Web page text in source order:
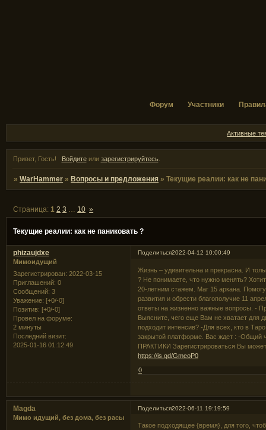
Форум Участники
Активные
Привет, Гость! Войдитеили зарегистрируйтесь.
»WarHammer » Вопросы и предложения »Текущие реалии: как не
Текущие реалии: как не паниковать ?
Страница:1 2 3 … 10 »
Поделиться2022-04-12 10:00:49
phizaujdxe
Мимоидущий
Зарегистрирован: 2022-03-15
Приглашений: 0
Сообщений: 3
Уважение: [+0/-0]
Позитив: [+0/-0]
Провел на форуме:
2 минуты
Последний визит:
2025-01-16 01:12:49
Жизнь – удивительна и прекрасна. И
? Не понимаете, что нужно менять?
20-летним стажем. Маг 15 аркана.
развития и обрести благополучие 11
ответы на жизненно важные вопросы. -
Выясните, чего еще Вам не хватает для
подходит интенсив? -Для всех, кто в
закрытой платформе. Вас ждет : -Общий
ПРАКТИКИ Зарегистрироваться Вы
https://is.gd/GmeoP0
0
Поделиться2022-06-11 19:19:59
Magda
Мимо идущий, без дома, без расы
Такое подходящее {время}, для того,